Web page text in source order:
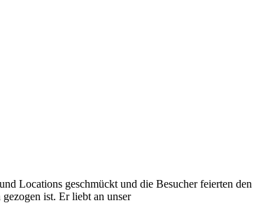
Locations geschmückt und die Besucher feierten
ist. Er liebt an unser